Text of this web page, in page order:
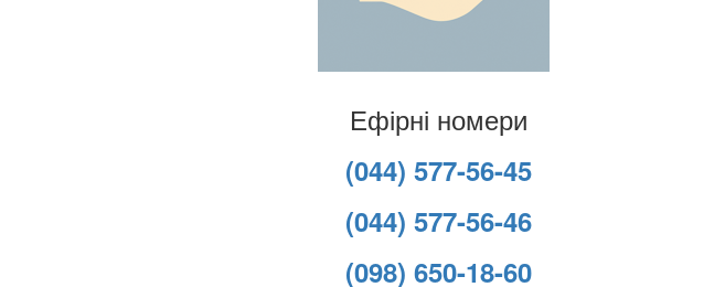
Ефірні номери
(044) 577-56-45
(044) 577-56-46
(098) 650-18-60